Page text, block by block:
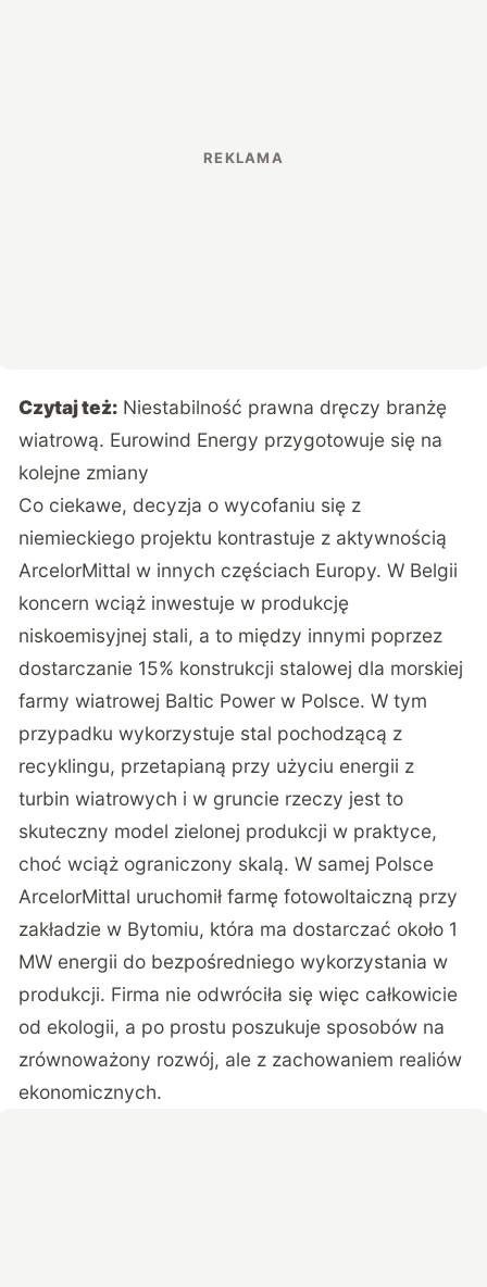
Czytaj też: Niestabilność prawna dręczy branżę
wiatrową. Eurowind Energy przygotowuje się na
kolejne zmiany
Co ciekawe, decyzja o wycofaniu się z
niemieckiego projektu kontrastuje z aktywnością
ArcelorMittal w innych częściach Europy. W Belgii
koncernwciąż inwestuje w produkcję
niskoemisyjnej stali, a to między innymi poprzez
dostarczanie 15% konstrukcji stalowej dla morskiej
farmy wiatrowej Baltic Power w Polsce. W tym
przypadku wykorzystuje stal pochodzącą z
recyklingu, przetapianą przy użyciu energii z
turbin wiatrowych i w gruncie rzeczy jest to
skuteczny model zielonej produkcji w praktyce,
choć wciąż ograniczony skalą. W samej Polsce
ArcelorMittal uruchomił farmę fotowoltaiczną przy
zakładzie w Bytomiu, która ma dostarczać około 1
MW energii do bezpośredniego wykorzystania w
produkcji. Firma nie odwróciła się więc całkowicie
od ekologii, a po prostu poszukuje sposobów na
zrównoważony rozwój, ale z zachowaniem realiów
ekonomicznych.